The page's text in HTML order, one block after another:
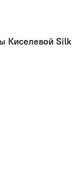
Киселевой Silk